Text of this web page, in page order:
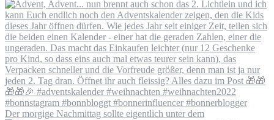
Der morgige Nachmittag sollte eigentlich unter dem